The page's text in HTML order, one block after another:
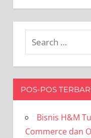
POS-POS
Bisnis H&M
Commerce dan